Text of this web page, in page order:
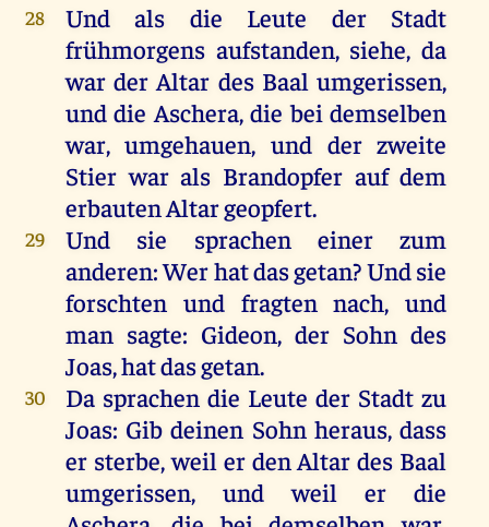
28 Und als die Leute der
Stadt
frühmorgens aufstanden, siehe,da
war der Altar des Baal umgerissen,
und die Aschera,die bei demselben
war,umgehauen, und der zweite
Stier war als Brandopfer auf dem
erbautenAltargeopfert.
29 Und sie sprachen einer
zum
anderen:Werhatdasgetan?Undsie
forschten und fragten nach,und
man sagte: Gideon,der Sohn des
Joas,hatdasgetan.
30 Da sprachen die Leute der Stadt zu
Joas: Gib deinen Sohn heraus, dass
er sterbe,weil er den Altar des Baal
umgerissen, und weil er
die